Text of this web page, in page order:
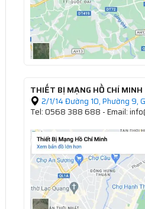
THIẾT BỊ MẠNG HỒ CHÍ MINH
2/1/14 Đường 10, Phường 9,
Tel: 0568 388 688 - Email: